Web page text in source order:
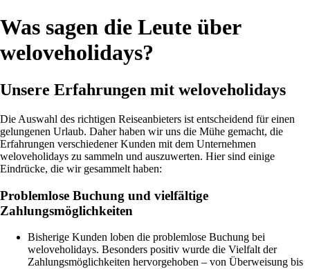
Was sagen die Leute über
weloveholidays?
Unsere Erfahrungen mit weloveholidays
Die Auswahl des richtigen Reiseanbieters ist entscheidend für einen
gelungenen Urlaub. Daher haben wir uns die Mühe gemacht, die
Erfahrungen verschiedener Kunden mit dem Unternehmen
weloveholidays zu sammeln und auszuwerten. Hier sind einige
Eindrücke, die wir gesammelt haben:
Problemlose Buchung und vielfältige
Zahlungsmöglichkeiten
Bisherige Kunden loben die problemlose Buchung bei
weloveholidays. Besonders positiv wurde die Vielfalt der
Zahlungsmöglichkeiten hervorgehoben – von Überweisung bis